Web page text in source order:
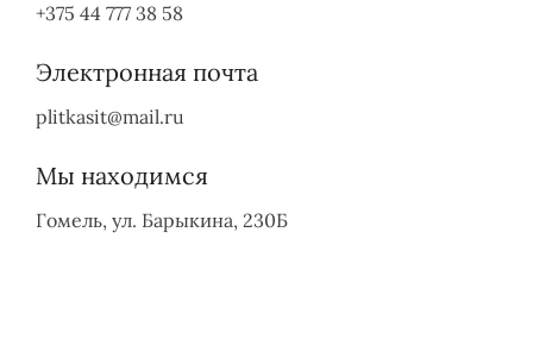
+375 44 777 38 58
Электронная почта
plitkasit@mail.ru
Мы находимся
Гомель, ул. Барыкина, 230Б